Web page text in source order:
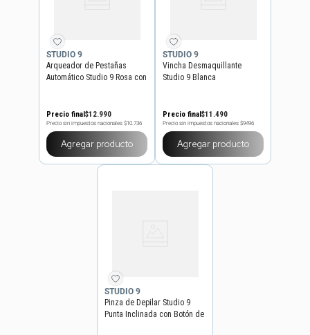
STUDIO 9
Arqueador de Pestañas
Automático Studio 9 Rosa con
Precio final$12.990
Precio sin impuestos nacionales $10.736
Agregar producto
STUDIO 9
Vincha Desmaquillante
Studio 9 Blanca
Precio final$11 .490
Precio sin impuestos nacionales $9496
Agregar producto
STUDIO 9
Pinza de Depilar Studio 9
Punta Inclinada con Botón de